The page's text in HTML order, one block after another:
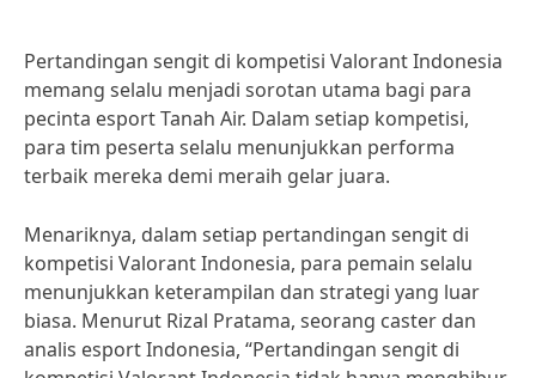
Pertandingan sengit di kompetisi Valorant Indonesia
memang selalu menjadi sorotan utama bagi para
pecinta esport Tanah Air. Dalam setiap kompetisi,
para tim peserta selalu menunjukkan performa
terbaik mereka demi meraih gelar juara.
Menariknya, dalam setiap pertandingan sengit di
kompetisi Valorant Indonesia, para pemain selalu
menunjukkan keterampilan dan strategi yang luar
biasa. Menurut Rizal Pratama, seorang caster dan
analis esport Indonesia, “Pertandingan sengit di